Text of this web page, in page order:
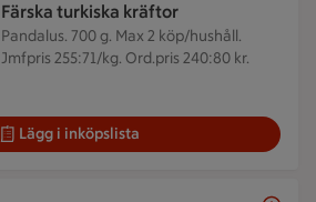
Färska turkiska kräftor
Pandalus. 700 g. Max 2 köp/hushåll.
Jmfpris 255:71/kg. Ord.pris 240:80 kr.
Lägg i inköpslista